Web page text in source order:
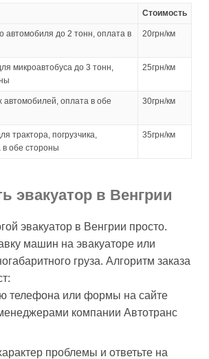
Стоимость
автомобиля до 2 тонн, оплата в
20грн/км
микроавтобуса до 3 тонн,
25грн/км
автомобилей, оплата в обе
30грн/км
трактора, погрузчика,
в обе стороны
35грн/км
эвакуатор в Венгрии
эвакуатор в Венгрии просто.
машин на эвакуаторе или
груза. Алгоритм заказа
телефона или формы на сайте
компании Автотранс
проблемы и ответьте на